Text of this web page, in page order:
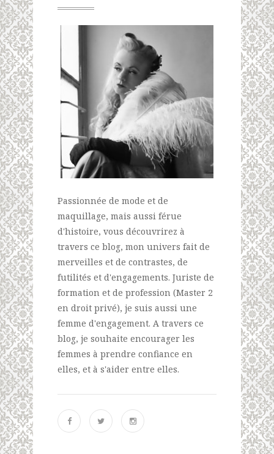
Passionnée de mode et de
maquillage, mais aussi férue
d'histoire, vous découvrirez à
travers ce blog, mon univers fait de
merveilles et de contrastes, de
futilités et d'engagements. Juriste de
formation et de profession (Master 2
en droit privé), je suis aussi une
femme d'engagement. A travers ce
blog, je souhaite encourager les
femmes à prendre confiance en
elles, et à s'aider entre elles.